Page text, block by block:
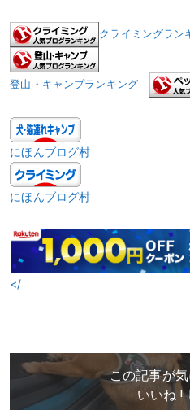
クライミングラン
登山・キャンプランキング
にほんブログ村
にほんブログ村
</
この記事が
いいね !